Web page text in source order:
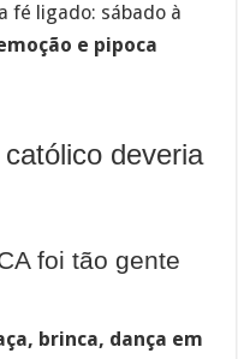
fé ligado: sábado à
e pipoca
deveria
foi tão gente
brinca, dança em